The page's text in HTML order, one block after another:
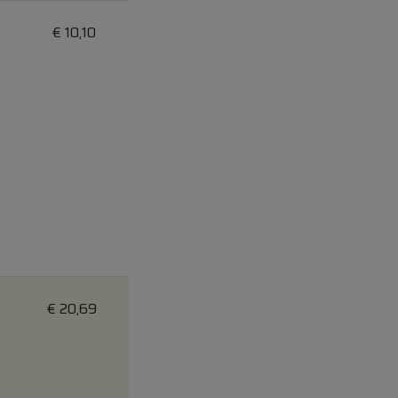
€ 10,10
€ 20,69